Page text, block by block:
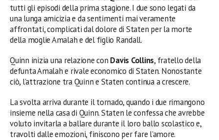
tutti gli episodi della prima stagione. I due sono legati da
una lunga amicizia e da sentimenti mai veramente
affrontati, complicati dal dolore di Staten per la morte
della moglie Amalah e del figlio Randall.
Quinn inizia una relazione con Davis Collins, fratello della
defunta Amalah e rivale economico di Staten. Nonostante
ciò, l’attrazione tra Quinn e Staten continua a crescere.
La svolta arriva durante il tornado, quando i due rimangono
insieme nella casa di Quinn. Staten le confessa che avrebbe
voluto invitarla a ballare durante il loro ballo scolastico e,
travolti dalle emozioni, finiscono per fare l’amore.